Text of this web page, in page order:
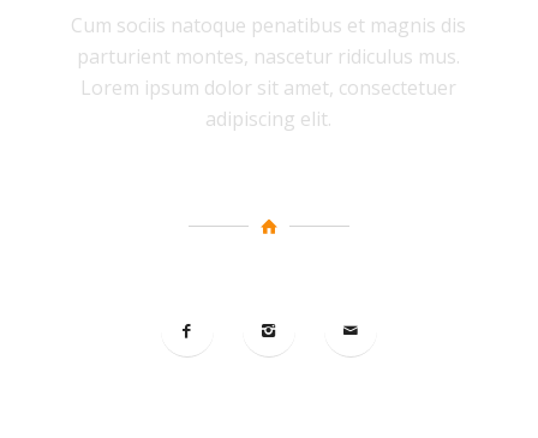
Cum sociis natoque penatibus et magnis dis
parturient montes, nascetur ridiculus mus.
Lorem ipsum dolor sit amet, consectetuer
adipiscing elit.